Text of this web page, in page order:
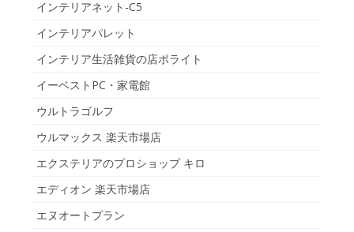
インテリアネット-C5
インテリアパレット
インテリア生活雑貨の店ポライト
イーベストPC・家電館
ウルトラゴルフ
ウルマックス 楽天市場店
エクステリアのプロショップ キロ
エディオン 楽天市場店
エヌオートプラン